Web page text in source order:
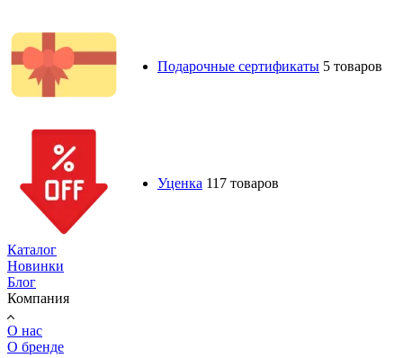
Подарочные сертификаты 5 товаров
Уценка 117 товаров
Каталог
Новинки
Блог
Компания
О нас
О бренде